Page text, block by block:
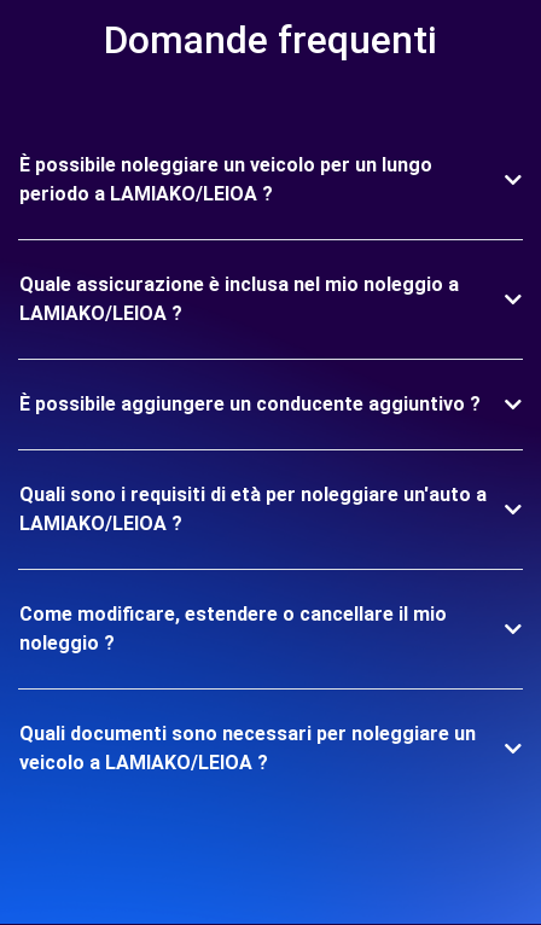
Domande frequenti
È possibile noleggiare un veicolo per un lungo
periodo a LAMIAKO/LEIOA ?
Quale assicurazione è inclusa nel mio noleggio a
LAMIAKO/LEIOA ?
È possibile aggiungere un conducente aggiuntivo ?
Quali sono i requisiti di età per noleggiare un'auto a
LAMIAKO/LEIOA ?
Come modificare, estendere o cancellare il mio
noleggio ?
Quali documenti sono necessari per noleggiare un
veicolo a LAMIAKO/LEIOA ?